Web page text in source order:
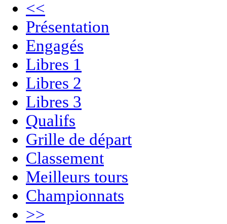
<<
Présentation
Engagés
Libres 1
Libres 2
Libres 3
Qualifs
Grille de départ
Classement
Meilleurs tours
Championnats
>>